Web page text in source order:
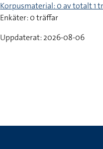
Korpusmaterial: 0 av totalt 1
Enkäter: 0 träffar
Uppdaterat: 2026-08-06